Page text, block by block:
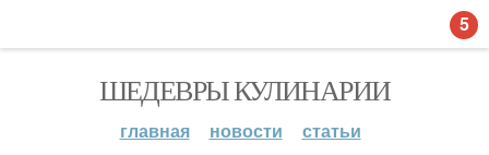
ШЕДЕВРЫ КУЛИНАРИИ
главная новости статьи
5